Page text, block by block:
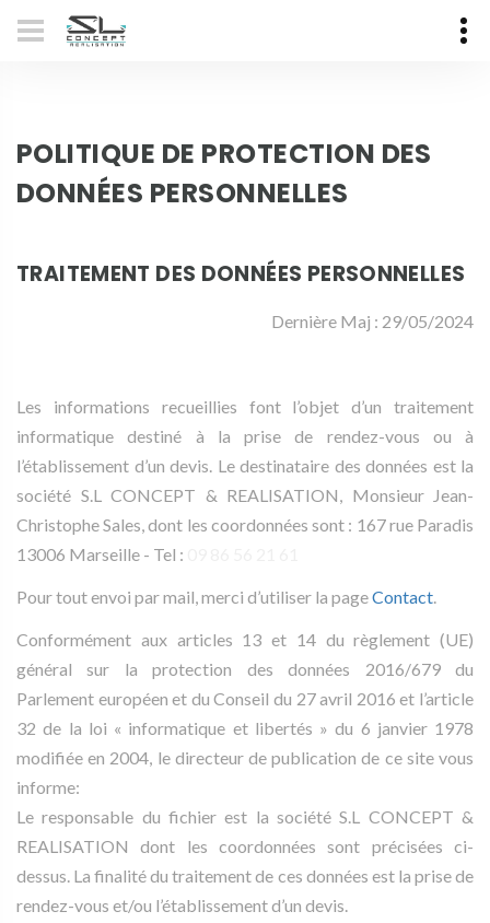
POLITIQUE DE PROTECTION DES
DONNÉES PERSONNELLES
TRAITEMENT DES DONNÉES PERSONNELLES
Dernière Maj : 29/05/2024
Les informations recueillies font l’objet d’un traitement
informatique destiné à la prise de rendez-vous ou à
l’établissement d’un devis. Le destinataire des données est la
société S.L CONCEPT & REALISATION, Monsieur Jean-
Christophe Sales, dont les coordonnées sont : 167 rue Paradis
13006 Marseille - Tel :
Pour tout envoi par mail, merci d’utiliser la pageContact.
Conformément aux articles 13 et 14 du règlement (UE)
général sur la protection des données 2016/679 du
Parlement européen et du Conseil du 27 avril 2016 et l’article
32 de la loi « informatique et libertés » du 6 janvier 1978
modifiée en 2004, le directeur de publication de ce site vous
informe:
Le responsable du fichier est la société S.L CONCEPT &
REALISATION dont les coordonnées sont précisées ci-
dessus. La finalité du traitement de ces données est la prise de
rendez-vous et/ou l’établissement d’un devis.